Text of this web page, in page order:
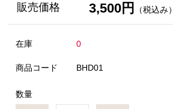
販売価格 3,500円 （税込み）
在庫 0
商品コード BHD01
数量